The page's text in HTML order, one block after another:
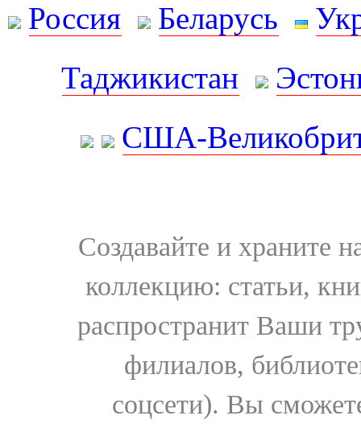
Россия Беларусь
Таджикистан
США-
Создавайте и храните
коллекцию: статьи,
распространит Ваши
филиалов,
соцсети). Вы